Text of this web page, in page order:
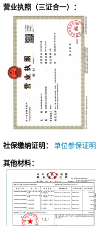
营业执照（三证合一）：
社保缴纳证明：
单位参保证
其他材料：